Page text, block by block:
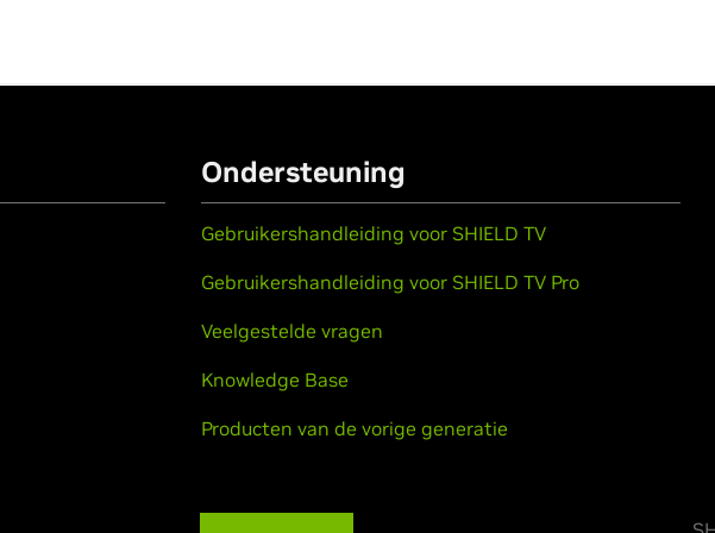
Ondersteuning
Gebruikershandleiding voor SHIELD TV
Gebruikershandleiding voor SHIELD TV Pro
Veelgestelde vragen
Knowledge Base
Producten van de vorige generatie